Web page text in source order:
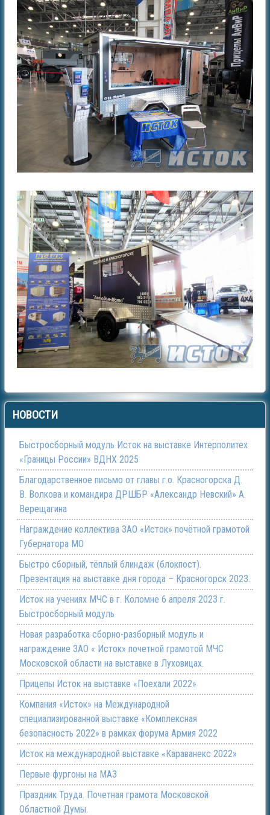
НОВОСТИ
Быстросборный модуль Исток на выставке Интерполитех
«Границы России» ВДНХ 2025
Благодарственное письмо от главы г.о. Красногорска Д.
В. Волкова и командира ДРШБР «Александр Невский» А.
Верещагина
Награждение коллектива ЗАО «Исток» почётной грамотой
Губернатора МО
Быстро сборный, тёплый блиндаж (блокпост).
Презентация на выставке дня города – Красногорск 2023.
Исток на учениях МЧС в г. Коломне 6 апреля 2023 г.
Быстросборный модуль
Новая разработка сборно-разборный модуль и
награждение ЗАО « Исток» почетной грамотой МЧС
Московской области на выставке в Луховицах.
Прицепы Исток на выставке «Поехали 2022»
Компания «Исток» на Международной
специализированной выставке «Комплексная
безопасность 2022» в рамках форума Армия 2022
Исток на международной выставке «Караванекс 2022»
Первые фургоны на МАЗ
Праздник Труда. Почетная грамота Московской
Областной Думы.